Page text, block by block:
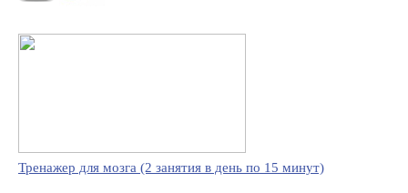
Тренажер для мозга (2 занятия в день по 15 минут)